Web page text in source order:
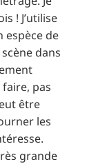
! J’utilise
espèce de
dans
pas
être
les
grande